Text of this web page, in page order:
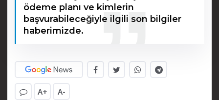
ödeme planı ve kimlerin
başvurabileceğiyle ilgili son bilgiler
haberimizde.
A+ A-